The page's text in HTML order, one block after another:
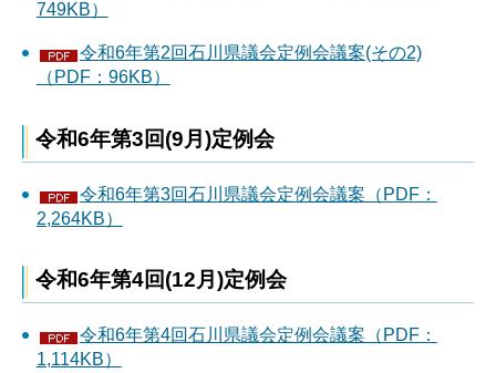
749KB）
令和6年第2回石川県議会定例会議案(その2)
（PDF：96KB）
令和6年第3回(9月)定例会
令和6年第3回石川県議会定例会議案（PDF：
2,264KB）
令和6年第4回(12月)定例会
令和6年第4回石川県議会定例会議案（PDF：
1,114KB）